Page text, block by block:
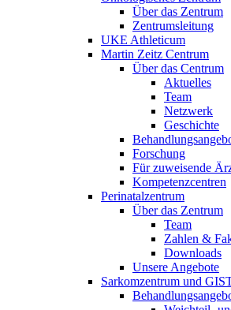
Über das Zentrum
Zentrumsleitung
UKE Athleticum
Martin Zeitz Centrum
Über das Centrum
Aktuelles
Team
Netzwerk
Geschichte
Forschung
Für zuweisende
Kompetenzcentren
Perinatalzentrum
Über das Zentrum
Team
Zahlen &
Downloads
Unsere Angebote
Sarkomzentrum und